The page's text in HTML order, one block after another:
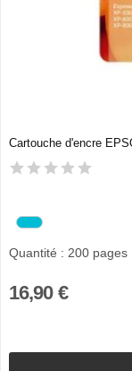
Cartouche d'encre
Quantité : 200 pages
16,90 €